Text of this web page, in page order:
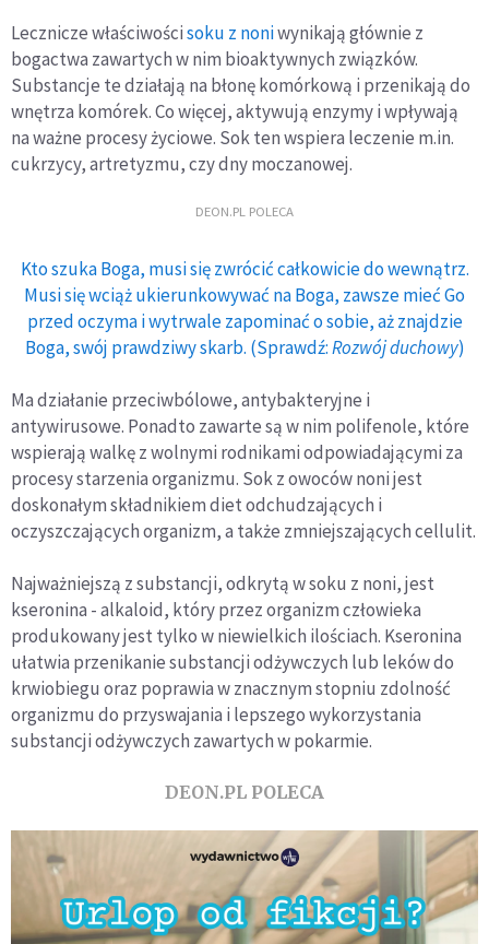
Lecznicze właściwościsoku z noniwynikają głównie z
bogactwa zawartych w nim bioaktywnych związków.
Substancje te działają na błonę komórkową i przenikają do
wnętrza komórek. Co więcej, aktywują enzymy i wpływają
na ważne procesy życiowe. Sok ten wspiera leczenie m.in.
cukrzycy, artretyzmu, czy dny moczanowej.
DEON.PL POLECA
Kto szuka Boga, musi się zwrócić całkowicie do wewnątrz.
Musi się wciąż ukierunkowywać na Boga, zawsze mieć Go
przed oczyma i wytrwale zapominać o sobie, aż znajdzie
Boga, swój prawdziwy skarb. (Sprawdź:Rozwój duchowy)
Ma działanie przeciwbólowe, antybakteryjne i
antywirusowe. Ponadto zawarte są w nim polifenole, które
wspierają walkę z wolnymi rodnikami odpowiadającymi za
procesy starzenia organizmu. Sok z owoców noni jest
doskonałym składnikiem diet odchudzających i
oczyszczających organizm, a także zmniejszających cellulit.
Najważniejszą z substancji, odkrytą w soku z noni, jest
kseronina - alkaloid, który przez organizm człowieka
produkowany jest tylko w niewielkich ilościach. Kseronina
ułatwia przenikanie substancji odżywczych lub leków do
krwiobiegu oraz poprawia w znacznym stopniu zdolność
organizmu do przyswajania i lepszego wykorzystania
substancji odżywczych zawartych w pokarmie.
DEON.PL POLECA